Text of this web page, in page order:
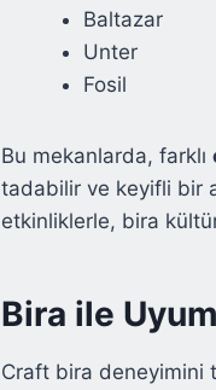
Baltazar
Unter
Fosil
Bu mekanlarda, farklı
tadabilir ve keyifli bir
etkinliklerle, bira
Bira ile
Craft bira deneyimini